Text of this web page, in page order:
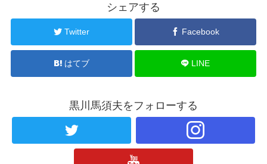
シェアする
Twitter Facebook
はてブ LINE
黒川馬須夫をフォローする